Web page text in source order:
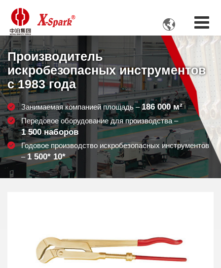

Производитель
искробезопасных инструментов
с 1983 года
Занимаемая компанией площадь –186 000м²
Передовое оборудование для производства –
1 500наборов
Годовое производство искробезопасных инструментов
– 1 500* 10*